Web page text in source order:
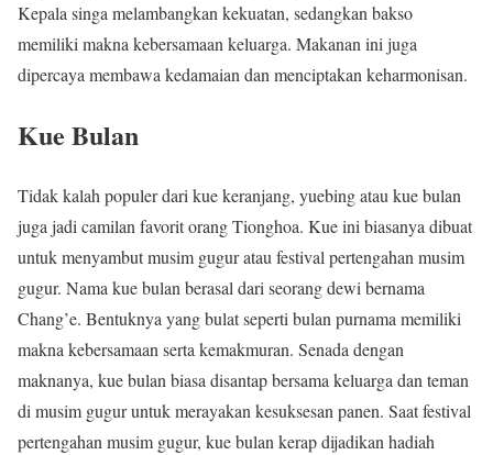
Kepala singa melambangkan kekuatan, sedangkan bakso
memiliki makna kebersamaan keluarga. Makanan ini juga
dipercaya membawa kedamaian dan menciptakan keharmonisan.
Kue Bulan
Tidak kalah populer dari kue keranjang, yuebing atau kue bulan
juga jadi camilan favorit orang Tionghoa. Kue ini biasanya dibuat
untuk menyambut musim gugur atau festival pertengahan musim
gugur. Nama kue bulan berasal dari seorang dewi bernama
Chang’e. Bentuknya yang bulat seperti bulan purnama memiliki
makna kebersamaan serta kemakmuran. Senada dengan
maknanya, kue bulan biasa disantap bersama keluarga dan teman
di musim gugur untuk merayakan kesuksesan panen. Saat festival
pertengahan musim gugur, kue bulan kerap dijadikan hadiah